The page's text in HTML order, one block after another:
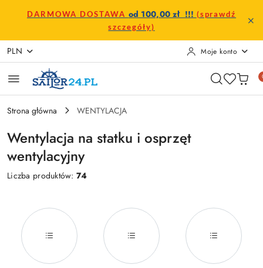
Przejdź do treści głównej
Przejdź do wyszukiwarki
Przejdź do moje konto
Przejdź do menu głównego
Przejdź do stopki
DARMOWA DOSTAWA od 100,00 zł !!! (sprawdź
szczegóły)
PLN Moje konto
Strona główna WENTYLACJA
Wentylacja na statku i osprzęt
wentylacyjny
Liczba produktów:74